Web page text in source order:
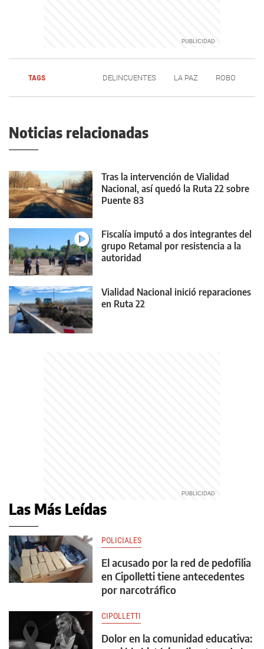
TAGS DELINCUENTES LA PAZ ROBO
Noticias relacionadas
Tras la intervención de Vialidad
Nacional, así quedó la Ruta 22 sobre
Puente 83
Fiscalía imputó a dos integrantes del
grupo Retamal por resistencia a la
autoridad
Vialidad Nacional inició reparaciones
en Ruta 22
Las Más Leídas
POLICIALES
El acusado por la red de pedofilia
en Cipolletti tiene antecedentes
por narcotráfico
CIPOLLETTI
Dolor en la comunidad educativa: